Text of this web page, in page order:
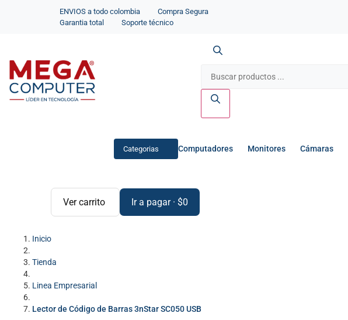
ENVIOS a todo colombia
Compra Segura
Garantia total
Soporte técnico
Categorias Computadores Monitores Cámaras
Ver carrito Ir a pagar · $0
Inicio
Tienda
Linea Empresarial
Lector de Código de Barras 3nStar SC050 USB